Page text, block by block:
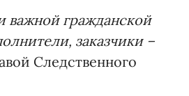
важной гражданской
заказчики –
Следственного